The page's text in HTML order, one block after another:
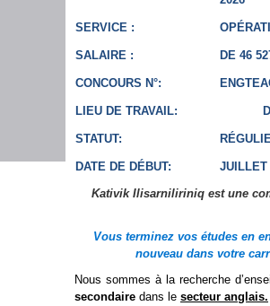
SERVICE :
SALAIRE : DE 46
CONCOURS N°:
LIEU DE TRAVAIL:
STATUT:
DATE DE DÉBUT:
JUILLET
Kativik Ilisarniliriniq est une
Vous terminez vos études en
nouveau dans votre
Nous sommes à la recherche
secondaire dans le secteur anglais.